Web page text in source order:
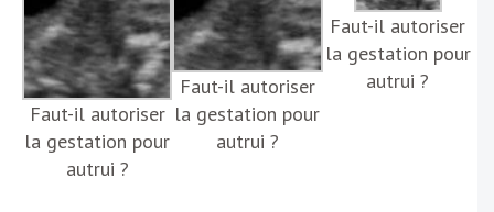
Faut-il autoriser
la gestation pour
autrui ?
Faut-il autoriser
la gestation pour
autrui ?
Faut-il autoriser
la gestation pour
autrui ?